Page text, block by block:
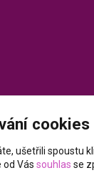
cookies
ušetřili spoustu
od Vás souhlas se